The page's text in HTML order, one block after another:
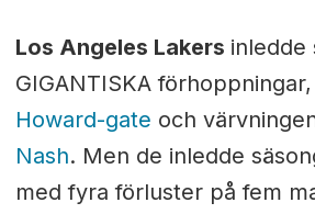
Los Angeles Lakers inledde
GIGANTISKA
Howard-gate och
Nash. Men de inledde
med fyra förluster på fem